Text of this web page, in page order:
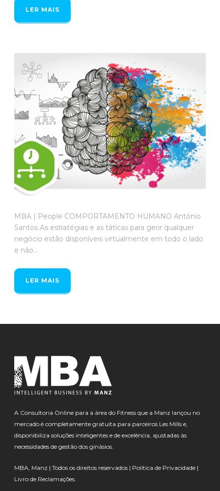
LER MAIS
MBA | People COMPORTAMENTO HUMANO António
Santos As estratégias e as táticas para gerir qualquer
negócio estão disponíveis virtualmente em todo o lado
e não...
LER MAIS
A Consultoria Online para a área do Fitness que a Manz lançou no
mercado é completamente gratuita para parceiros Les Mills e,
disponibiliza soluções inteligentes e de excelência, ajustadas às
necessidades de gestão dos ginásios.
MBA, Manz | Todos os direitos reservados | Política de Privacidade |
Livro de Reclamações.